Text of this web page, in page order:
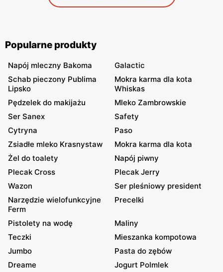
Popularne produkty
Napój mleczny Bakoma
Galactic
Schab pieczony Publima
Lipsko
Mokra karma dla kota
Whiskas
Pędzelek do makijażu
Mleko Zambrowskie
Ser Sanex
Safety
Cytryna
Paso
Zsiadłe mleko Krasnystaw
Mokra karma dla kota
Żel do toalety
Napój piwny
Plecak Cross
Plecak Jerry
Wazon
Ser pleśniowy president
Narzędzie wielofunkcyjne
Ferm
Precelki
Pistolety na wodę
Maliny
Teczki
Mieszanka kompotowa
Jumbo
Pasta do zębów
Dreame
Jogurt Polmlek